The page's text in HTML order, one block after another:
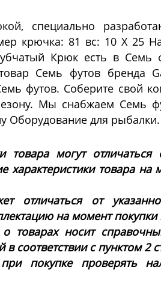
специально
крючка: 81 вс: 10 X 25
Крюк есть в Семь
Семь футов бренда
футов. Соберите свой
Мы снабжаем Семь
Оборудование для рыбалки.
товара могут
характеристики товара
отличаться от
на момент
товарах носит
соответствии с пунктом 2
покупке проверять